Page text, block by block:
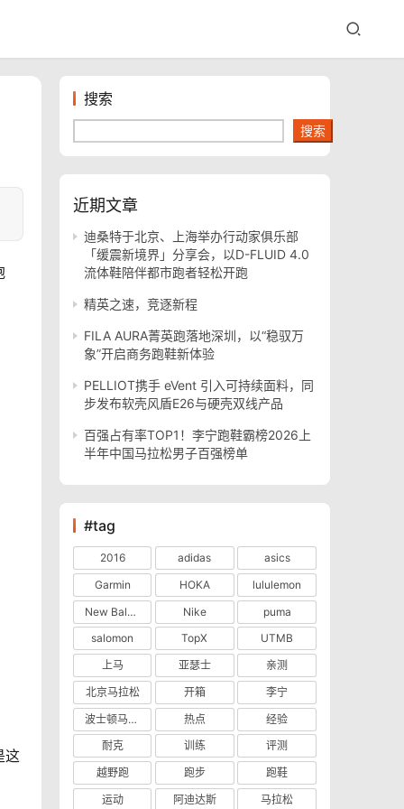
这
搜索
搜索
近期文章
迪桑特于北京、上海举办行动家俱乐部
「缓震新境界」分享会，以D-FLUID 4.0
流体鞋陪伴都市跑者轻松开跑
精英之速，竞逐新程
FILA AURA菁英跑落地深圳，以“稳驭万
象”开启商务跑鞋新体验
PELLIOT携手 eVent 引入可持续面料，同
步发布软壳风盾E26与硬壳双线产品
百强占有率TOP1！李宁跑鞋霸榜2026上
半年中国马拉松男子百强榜单
#tag
2016 adidas
asics
Garmin
HOKA
lululemon
New Balance
Nike
puma
salomon
TopX
UTMB
上马
亚瑟士
亲测
北京马拉松
开箱
李宁
波士顿马拉松
热点
经验
耐克
训练
评测
越野跑
跑步
跑鞋
运动
阿迪达斯 马拉松